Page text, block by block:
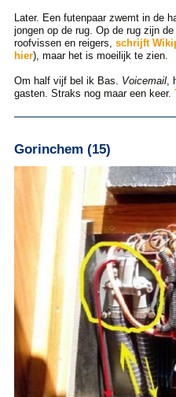
Later. Een futenpaar zwemt in de
jongen op de rug. Op de rug zijn
roofvissen en reigers, schrijft
hier), maar het is moeilijk te zien.
Om half vijf bel ik Bas. Voicemail,
gasten. Straks nog maar een keer.
Gorinchem (15)